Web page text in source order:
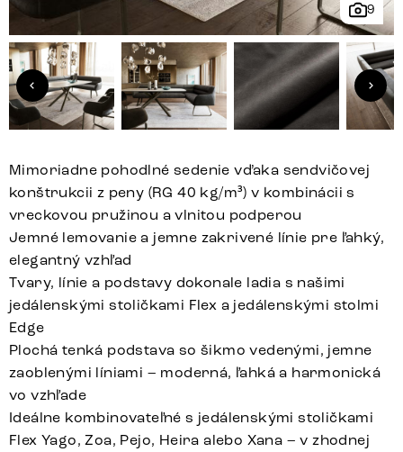
9
Mimoriadne pohodlné sedenie vďaka sendvičovej
konštrukcii z peny (RG 40 kg/m³) v kombinácii s
vreckovou pružinou a vlnitou podperou
Jemné lemovanie a jemne zakrivené línie pre ľahký,
elegantný vzhľad
Tvary, línie a podstavy dokonale ladia s našimi
jedálenskými stoličkami Flex a jedálenskými stolmi
Edge
Plochá tenká podstava so šikmo vedenými, jemne
zaoblenými líniami – moderná, ľahká a harmonická
vo vzhľade
Ideálne kombinovateľné s jedálenskými stoličkami
Flex Yago, Zoa, Pejo, Heira alebo Xana – v zhodnej